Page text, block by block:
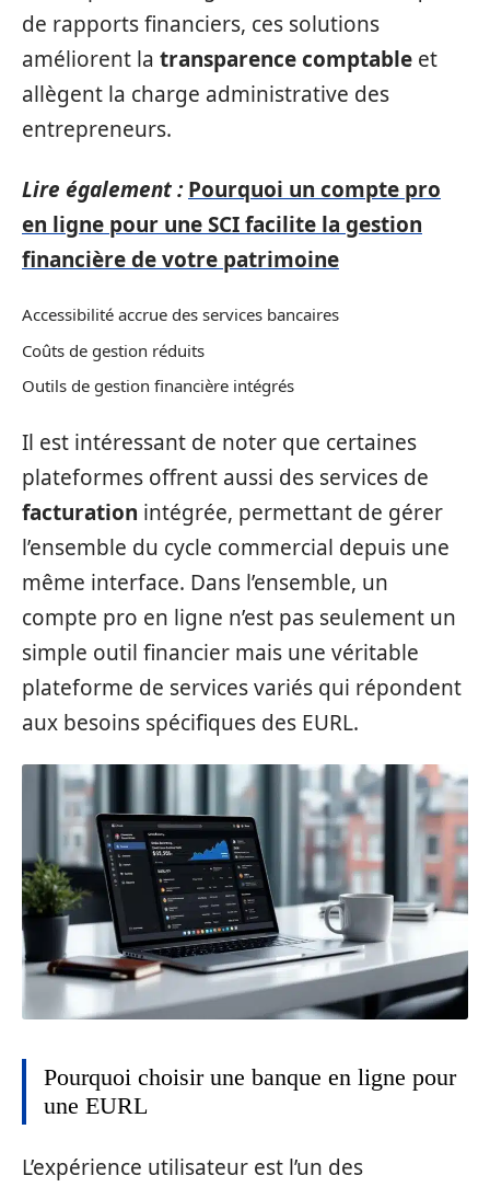
de rapports financiers, ces solutions
améliorent la transparence comptable et
allègent la charge administrative des
entrepreneurs.
Lire également : Pourquoi un compte pro
en ligne pour une SCI facilite la gestion
financière de votre patrimoine
Accessibilité accrue des services bancaires
Coûts de gestion réduits
Outils de gestion financière intégrés
Il est intéressant de noter que certaines
plateformes offrent aussi des services de
facturation intégrée, permettant de gérer
l’ensemble du cycle commercial depuis une
même interface. Dans l’ensemble, un
compte pro en ligne n’est pas seulement un
simple outil financier mais une véritable
plateforme de services variés qui répondent
aux besoins spécifiques des EURL.
Pourquoi choisir une banque en ligne pour
une EURL
L’expérience utilisateur est l’un des